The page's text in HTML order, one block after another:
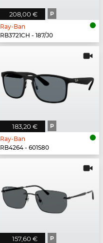
208,00 € P
Ray-Ban
RB3721CH - 187/J0
183,20 € P
Ray-Ban
RB4264 - 601S80
157,60 € P